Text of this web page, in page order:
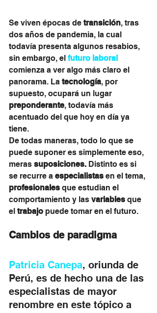
Se viven épocas de transición, tras
dos años de pandemia, la cual
todavía presenta algunos resabios,
sin embargo, el futuro laboral
comienza a ver algo más claro el
panorama. La tecnología, por
supuesto, ocupará un lugar
preponderante, todavía más
acentuado del que hoy en día ya
tiene.
De todas maneras, todo lo que se
puede suponer es simplemente eso,
meras suposiciones. Distinto es si
se recurre a especialistas en el tema,
profesionales que estudian el
comportamiento y las variables que
el trabajo puede tomar en el futuro.
Cambios de paradigma
Patricia Canepa, oriunda de
Perú, es de hecho una de las
especialistas de mayor
renombre en este tópico a